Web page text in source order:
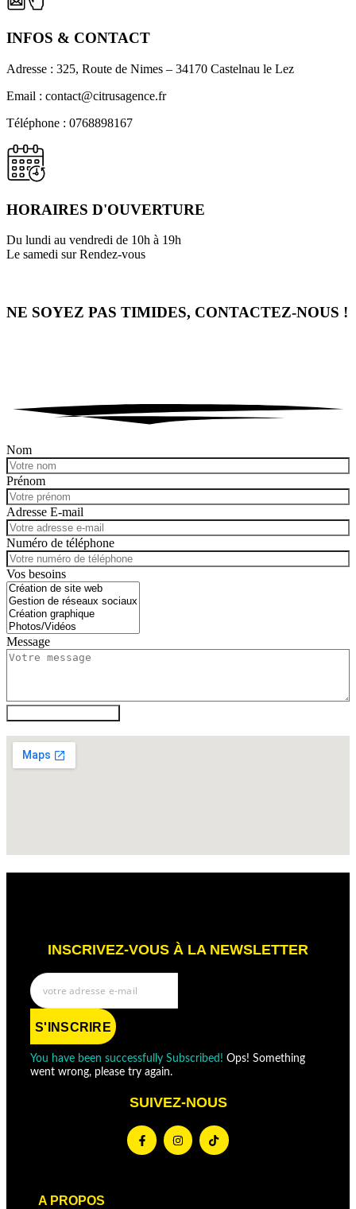
INFOS & CONTACT
Adresse : 325, Route de Nimes – 34170 Castelnau le Lez
Email : contact@citrusagence.fr
Téléphone : 0768898167
HORAIRES D'OUVERTURE
Du lundi au vendredi de 10h à 19h
Le samedi sur Rendez-vous
NE SOYEZ PAS TIMIDES, CONTACTEZ-NOUS !
Nom
Prénom
Adresse E-mail
Numéro de téléphone
Vos besoins
Message
INSCRIVEZ-VOUS À LA NEWSLETTER
S'INSCRIRE
You have been successfully Subscribed! Ops! Something
went wrong, please try again.
SUIVEZ-NOUS
A PROPOS